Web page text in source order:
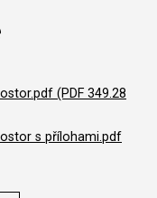
(PDF 349.28
s přílohami.pdf